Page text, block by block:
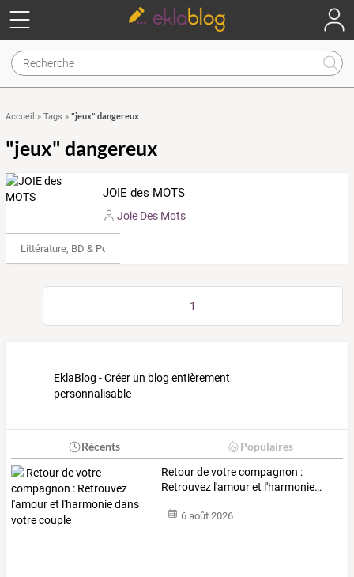
Accueil » Tags » "jeux" dangereux
"jeux" dangereux
JOIE des MOTS
Joie Des Mots
Littérature, BD & Poésie
1
EklaBlog - Créer un blog entièrement
personnalisable
Récents Populaires
Retourdevotrecompagnon :
Retrouvez l'amouret l'harmonie…
6 août 2026